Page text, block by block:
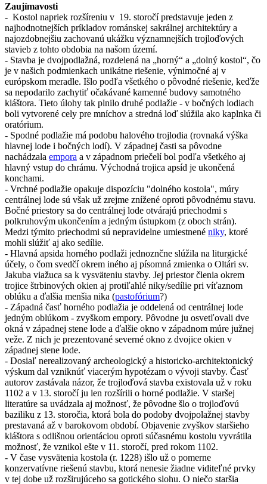
Zaujímavosti
- Kostol napriek rozšíreniu v 19. storočí predstavuje jeden z
najhodnotnejších príkladov románskej sakrálnej architektúry a
najozdobnejšiu zachovanú ukážku významnejších trojloďových
stavieb z tohto obdobia na našom území.
- Stavba je dvojpodlažná, rozdelená na „horný“ a „dolný kostol“, čo
je v našich podmienkach unikátne riešenie, výnimočné aj v
európskom meradle. Išlo podľa všetkého o pôvodné riešenie, keďže
sa nepodarilo zachytiť očakávané kamenné budovy samotného
kláštora. Tieto úlohy tak plnilo druhé podlažie - v bočných lodiach
boli vytvorené cely pre mníchov a stredná loď slúžila ako kaplnka či
oratórium.
- Spodné podlažie má podobu halového trojlodia (rovnaká výška
hlavnej lode i bočných lodí). V západnej časti sa pôvodne
nachádzala empora a v západnom priečelí bol podľa všetkého aj
hlavný vstup do chrámu. Východná trojica apsíd je ukončená
konchami.
- Vrchné podlažie opakuje dispozíciu "dolného kostola", múry
centrálnej lode sú však už zrejme znížené oproti pôvodnému stavu.
Bočné priestory sa do centrálnej lode otvárajú priechodmi s
polkruhovým ukončením a jedným ústupkom (z oboch strán).
Medzi týmito priechodmi sú nepravidelne umiestnené niky, ktoré
mohli slúžiť aj ako sedílie.
- Hlavná apsida horného podlaži jednoznčne slúžila na liturgické
účely, o čom svedčí okrem iného aj písomná zmienka o Oltári sv.
Jakuba viažuca sa k vysväteniu stavby. Jej priestor členia okrem
trojice štrbinových okien aj protiľahlé niky/sedílie pri víťaznom
oblúku a ďalšia menšia nika (pastofórium?)
- Západná časť horného podlažia je oddelená od centrálnej lode
jedným oblúkom - zvyškom empory. Pôvodne ju osvetľovali dve
okná v západnej stene lode a ďalšie okno v západnom múre južnej
veže. Z nich je prezentované severné okno z dvojice okien v
západnej stene lode.
- Dosiaľ nerealizovaný archeologický a historicko-architektonický
výskum dal vzniknúť viacerým hypotézam o vývoji stavby. Časť
autorov zastávala názor, že trojloďová stavba existovala už v roku
1102 a v 13. storočí ju len rozšírili o horné podlažie. V staršej
literatúre sa uvádzala aj možnosť, že pôvodne šlo o trojloďovú
baziliku z 13. storočia, ktorá bola do podoby dvojpolažnej stavby
prestavaná až v barokovom období. Objavenie zvyškov staršieho
kláštora s odlišnou orientáciou oproti súčasnému kostolu vyvrátila
možnosť, že vznikol ešte v 11. storočí, pred rokom 1102.
- V čase vysvätenia kostola (r. 1228) išlo už o pomerne
konzervatívne riešenú stavbu, ktorá nenesie žiadne viditeľné prvky
v tej dobe už rozširujúceho sa gotického slohu. O niečo staršia